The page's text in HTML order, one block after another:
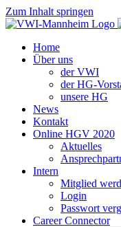
Zum Inhalt springen
Home
Über uns
der VWI
der HG-
unsere HG
News
Kontakt
Online HGV 2020
Aktuelles
Intern
Mitglied
Login
Passwort
Career Connector